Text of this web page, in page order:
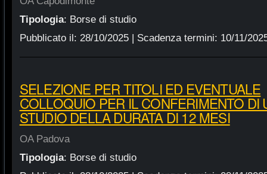
Tipologia: Borse di studio
Pubblicato il: 28/10/2025| Scadenza termini: 10/11/
SELEZIONE PER TITOLI ED EVENTUALE
COLLOQUIO PER IL CONFERIMENTO DI
STUDIO DELLA DURATA DI 12 MESI
OA Padova
Tipologia: Borse di studio